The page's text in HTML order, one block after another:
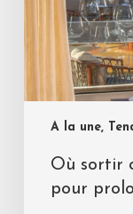
A la une,
Où sortir
pour